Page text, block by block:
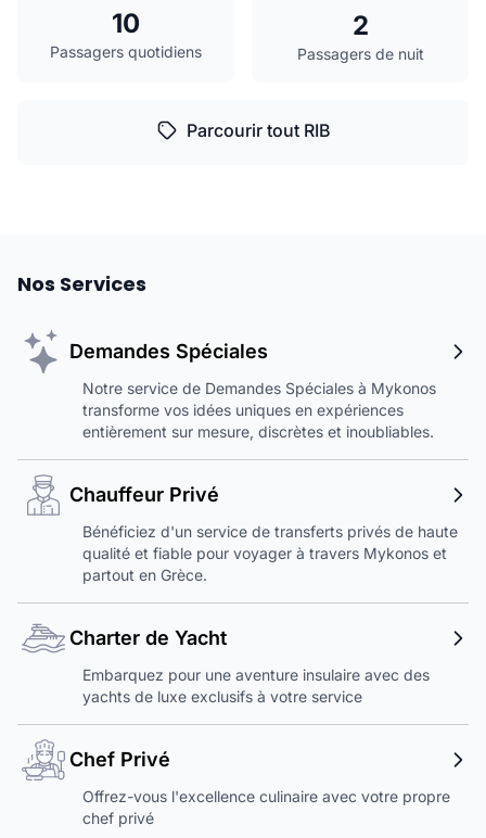
10
Passagers quotidiens
2
Passagers de nuit
Parcourir tout RIB
Nos Services
Demandes Spéciales
Notre service de Demandes Spéciales à Mykonos
transforme vos idées uniques en expériences
entièrement sur mesure, discrètes et inoubliables.
Chauffeur Privé
Bénéficiez d'un service de transferts privés de haute
qualité et fiable pour voyager à travers Mykonos et
partout en Grèce.
Charter de Yacht
Embarquez pour une aventure insulaire avec des
yachts de luxe exclusifs à votre service
Chef Privé
Offrez-vous l'excellence culinaire avec votre propre
chef privé